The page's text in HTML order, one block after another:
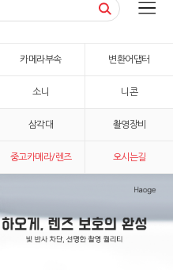
카메라부속 변환어댑터
소니 니콘
삼각대 촬영장비
중고카메라/렌즈 오시는길